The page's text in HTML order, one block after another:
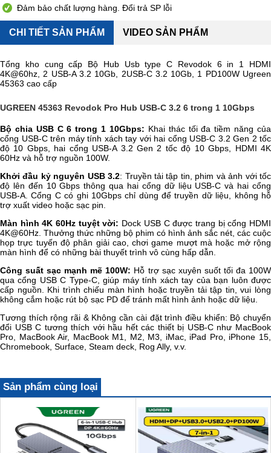
Đảm bảo chất lượng hàng. Đổi trả SP lỗi
CHI TIẾT SẢN PHẨM VIDEO SẢN PHẨM
Tổng kho cung cấp Bộ Hub Usb type C Revodok 6 in 1 HDMI
4K@60hz, 2 USB-A 3.2 10Gb, 2USB-C 3.2 10Gb, 1 PD100W Ugreen
45363 cao cấp
UGREEN 45363 Revodok Pro Hub USB-C 3.2 6 trong 1 10Gbps
Bộ chia USB C 6 trong 1 10Gbps: Khai thác tối đa tiềm năng của
cổng USB-C trên máy tính xách tay với hai cổng USB-C 3.2 Gen 2 tốc
độ 10 Gbps, hai cổng USB-A 3.2 Gen 2 tốc độ 10 Gbps, HDMI 4K
60Hz và hỗ trợ nguồn 100W.
Khởi đầu kỷ nguyên USB 3.2: Truyền tải tập tin, phim và ảnh với tốc
độ lên đến 10 Gbps thông qua hai cổng dữ liệu USB-C và hai cổng
USB-A. Cổng C có ghi 10Gbps chỉ dùng để truyền dữ liệu, không hỗ
trợ xuất video hoặc sạc pin.
Màn hình 4K 60Hz tuyệt vời: Dock USB C được trang bị cổng HDMI
4K@60Hz. Thưởng thức những bộ phim có hình ảnh sắc nét, các cuộc
họp trực tuyến độ phân giải cao, chơi game mượt mà hoặc mở rộng
màn hình để có những bài thuyết trình vô cùng hấp dẫn.
Công suất sạc mạnh mẽ 100W: Hỗ trợ sạc xuyên suốt tối đa 100W
qua cổng USB C Type-C, giúp máy tính xách tay của bạn luôn được
cấp nguồn. Khi trình chiếu màn hình hoặc truyền tải tập tin, vui lòng
không cắm hoặc rút bộ sạc PD để tránh mất hình ảnh hoặc dữ liệu.
Tương thích rộng rãi & Không cần cài đặt trình điều khiển: Bộ chuyển
đổi USB C tương thích với hầu hết các thiết bị USB-C như MacBook
Pro, MacBook Air, MacBook M1, M2, M3, iMac, iPad Pro, iPhone 15,
Chromebook, Surface, Steam deck, Rog Ally, v.v.
Sản phẩm cùng loại